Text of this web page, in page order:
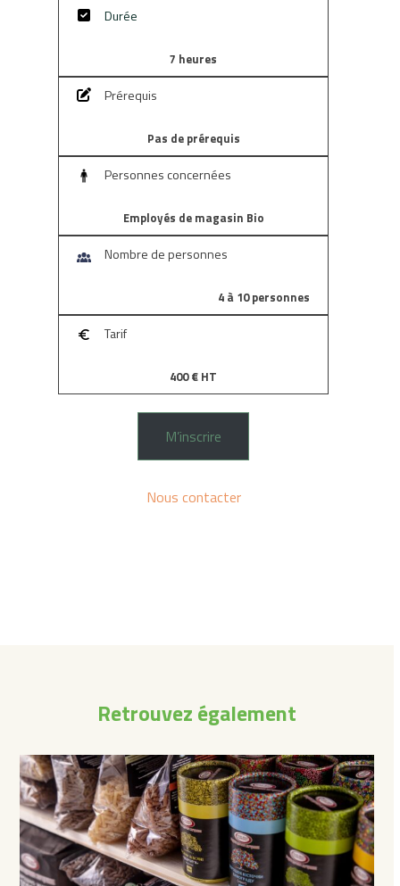
Durée
7 heures
Prérequis
Pas de prérequis
Personnes concernées
Employés de magasin Bio
Nombre de personnes
4 à 10 personnes
Tarif
400 € HT
M’inscrire
Nous contacter
Retrouvez également